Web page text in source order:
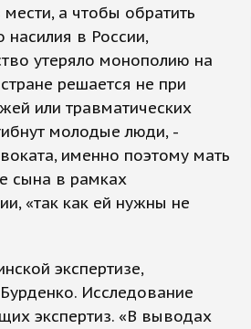
а чтобы обратить
в России,
утеряло монополию на
решается не при
или травматических
молодые люди, -
именно поэтому мать
сына в рамках
«так как ей нужны не
экспертизе,
Исследование
экспертиз. «В выводах